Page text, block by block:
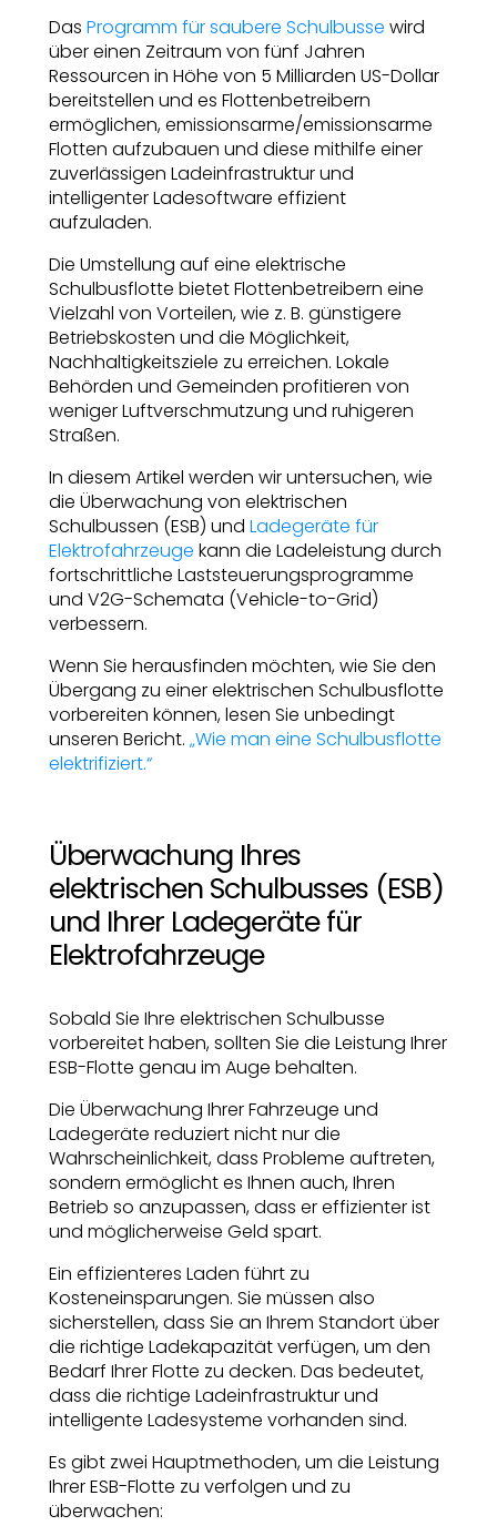
DasProgramm für saubere Schulbusse wird
über einen Zeitraum von fünf Jahren
Ressourcen in Höhe von 5 Milliarden US-Dollar
bereitstellen und es Flottenbetreibern
ermöglichen, emissionsarme/emissionsarme
Flotten aufzubauen und diese mithilfe einer
zuverlässigen Ladeinfrastruktur und
intelligenter Ladesoftware effizient
aufzuladen.
Die Umstellung auf eine elektrische
Schulbusflotte bietet Flottenbetreibern eine
Vielzahl von Vorteilen, wie z. B. günstigere
Betriebskosten und die Möglichkeit,
Nachhaltigkeitsziele zu erreichen. Lokale
Behörden und Gemeinden profitieren von
weniger Luftverschmutzung und ruhigeren
Straßen.
In diesem Artikel werden wir untersuchen, wie
die Überwachung von elektrischen
Schulbussen (ESB) undLadegeräte für
Elektrofahrzeuge kann die Ladeleistung durch
fortschrittliche Laststeuerungsprogramme
und V2G-Schemata (Vehicle-to-Grid)
verbessern.
Wenn Sie herausfinden möchten, wie Sie den
Übergang zu einer elektrischen Schulbusflotte
vorbereiten können, lesen Sie unbedingt
unseren Bericht.„Wie man eine Schulbusflotte
elektrifiziert.“
Überwachung Ihres
elektrischen Schulbusses (ESB)
und Ihrer Ladegeräte für
Elektrofahrzeuge
Sobald Sie Ihre elektrischen Schulbusse
vorbereitet haben, sollten Sie die Leistung Ihrer
ESB-Flotte genau im Auge behalten.
Die Überwachung Ihrer Fahrzeuge und
Ladegeräte reduziert nicht nur die
Wahrscheinlichkeit, dass Probleme auftreten,
sondern ermöglicht es Ihnen auch, Ihren
Betrieb so anzupassen, dass er effizienter ist
und möglicherweise Geld spart.
Ein effizienteres Laden führt zu
Kosteneinsparungen. Sie müssen also
sicherstellen, dass Sie an Ihrem Standort über
die richtige Ladekapazität verfügen, um den
Bedarf Ihrer Flotte zu decken. Das bedeutet,
dass die richtige Ladeinfrastruktur und
intelligente Ladesysteme vorhanden sind.
Es gibt zwei Hauptmethoden, um die Leistung
Ihrer ESB-Flotte zu verfolgen und zu
überwachen: